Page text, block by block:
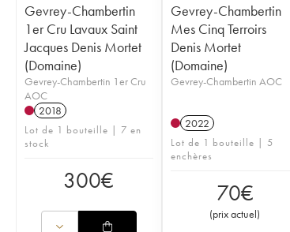
Gevrey-Chambertin
1er Cru Lavaux Saint
Jacques Denis Mortet
(Domaine)
Gevrey-Chambertin 1er Cru
AOC
2018
Lot de 1 bouteille | 7 en
stock
300€
Gevrey-Chambertin
Mes Cinq Terroirs
Denis Mortet
(Domaine)
Gevrey-Chambertin AOC
2022
Lot de 1 bouteille | 5
enchères
70€
(prix actuel)